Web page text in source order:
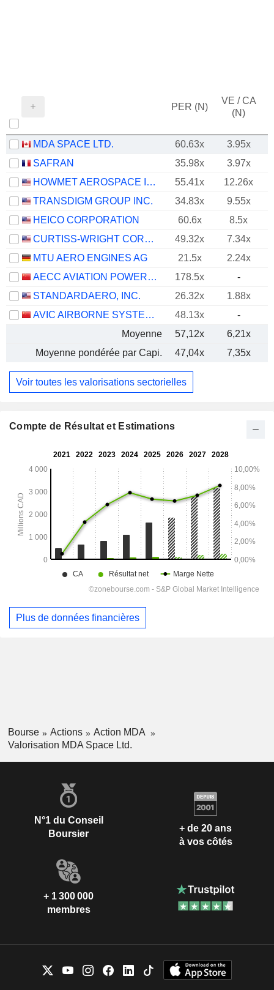
PER (N)
VE / CA
(N)
MDA SPACE LTD. 60.63x 3.95x
SAFRAN
35.98x 3.97x
HOWMET AEROSPACE INC.
55.41x 12.26x
TRANSDIGM GROUP INC.
34.83x 9.55x
HEICO CORPORATION
60.6x 8.5x
CURTISS-WRIGHT CORPORATION
49.32x 7.34x
MTU AERO ENGINES AG
21.5x 2.24x
AECC AVIATION POWER CO.,LTD
178.5x
-
STANDARDAERO, INC.
26.32x 1.88x
AVIC AIRBORNE SYSTEMS CO., LTD.
48.13x
-
Moyenne
57,12x 6,21x
Moyenne pondérée par Capi.
47,04x 7,35x
Voir toutes les valorisations sectorielles
Compte de Résultat et Estimations
Plus de données financières
Bourse Actions
Action MDA
Valorisation MDA Space Ltd.
N°1 du Conseil
Boursier
+ de 20 ans
à vos côtés
+ 1 300 000
membres